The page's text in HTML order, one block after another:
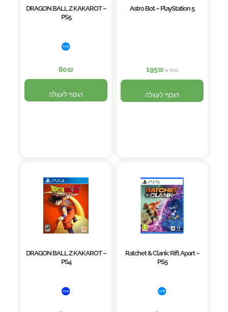
Astro Bot – PlayStation 5
החל מ 195₪
הוסף לעגלה
DRAGON BALL Z KAKAROT –
PS5
80₪
הוסף לעגלה
Ratchet & Clank: Rift Apart –
PS5
DRAGON BALL Z KAKAROT –
PS4